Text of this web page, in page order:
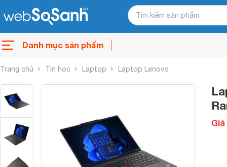
Danh mục sản phẩm
Trang chủ Tin học Laptop Laptop Lenovo
Giá